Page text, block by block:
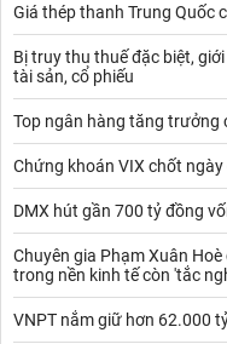
Giá thép thanh Trung Quốc
Bị truy thu thuế đặc biệt,
tài sản, cổ phiếu
Top ngân hàng tăng trưởng
Chứng khoán VIX chốt
DMX hút gần 700 tỷ đồng
Chuyên gia Phạm Xuân
trong nền kinh tế còn 'tắc
VNPT nắm giữ hơn 62.000